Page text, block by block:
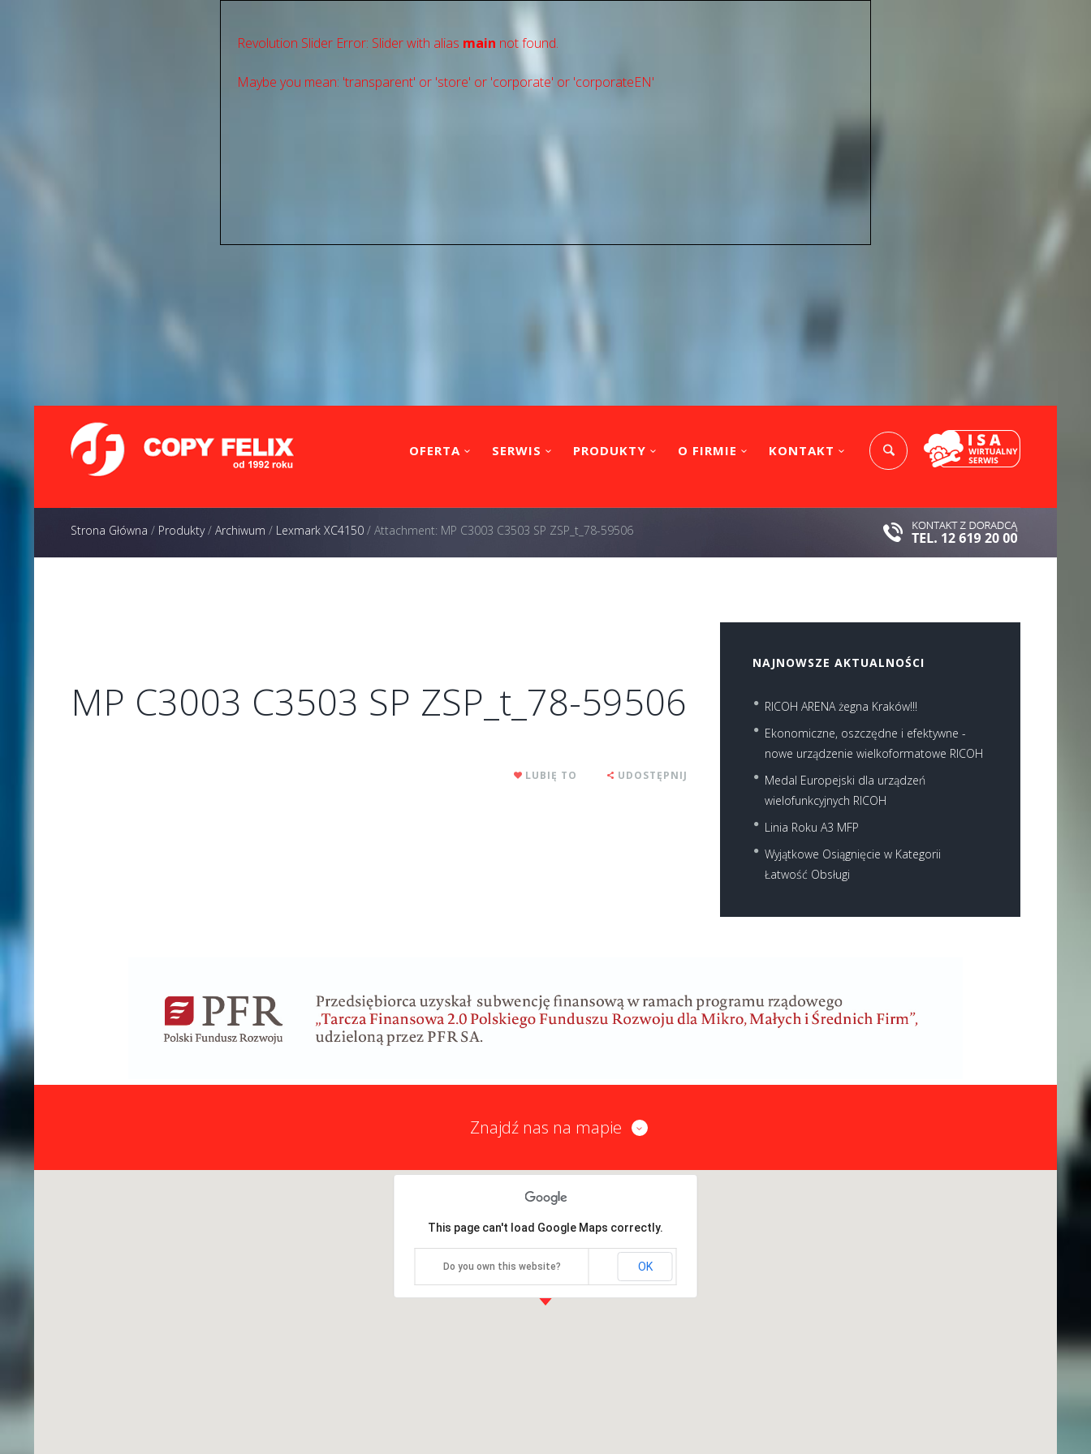
Revolution Slider Error: Slider with alias main not found.
Maybe you mean: 'transparent' or 'store' or 'сorporate' or 'corporateEN'
OFERTA SERWIS PRODUKTY O FIRMIE KONTAKT
Strona Główna / Produkty/ Archiwum / Lexmark XC4150 / Attachment: MP C3003 C3503 SP ZSP_t_78-59506
MP C3003 C3503 SP ZSP_t_78-59506
LUBIĘ TO UDOSTĘPNIJ
NAJNOWSZE AKTUALNOŚCI
RICOH ARENA żegna Kraków!!!
Ekonomiczne, oszczędne i efektywne -
nowe urządzenie wielkoformatowe RICOH
Medal Europejski dla urządzeń
wielofunkcyjnych RICOH
Linia Roku A3 MFP
Wyjątkowe Osiągnięcie w Kategorii
Łatwość Obsługi
Znajdź nas na mapie
This page can't load Google Maps correctly.
Do you own this website? OK